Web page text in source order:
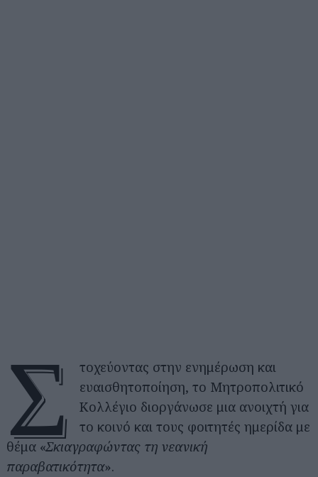
Σ
τοχεύοντας στην ενημέρωση και
ευαισθητοποίηση, το Μητροπολιτικό
Κολλέγιο διοργάνωσε μια ανοιχτή για
το κοινό και τους φοιτητές ημερίδα με
θέμα «Σκιαγραφώντας τη νεανική
παραβατικότητα».